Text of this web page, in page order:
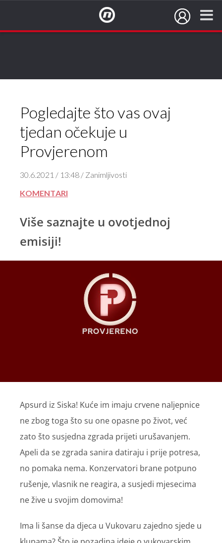
Pogledajte što vas ovaj
tjedan očekuje u
Provjerenom
30.6.2021 / 13:48 / Zanimljivosti
KOMENTARI
Više saznajte u ovotjednoj
emisiji!
Apsurd iz Siska! Kuće im imaju crvene naljepnice
ne zbog toga što su one opasne po život, već
zato što susjedna zgrada prijeti urušavanjem.
Apeli da se zgrada sanira datiraju i prije potresa,
no pomaka nema. Konzervatori brane potpuno
rušenje, vlasnik ne reagira, a susjedi mjesecima
ne žive u svojim domovima!
Ima li šanse da djeca u Vukovaru zajedno sjede u